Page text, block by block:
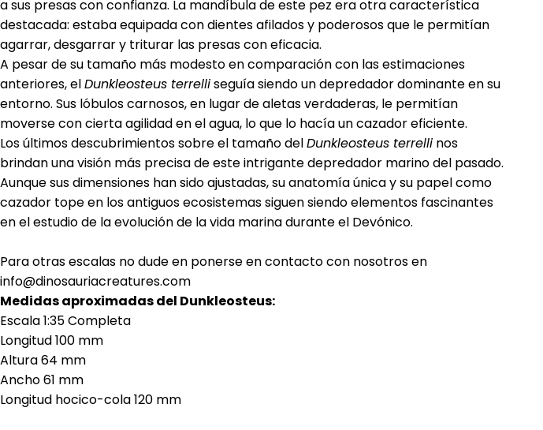
a sus presas con confianza. La mandíbula de este pez era otra característica
destacada: estaba equipada con dientes afilados y poderosos que le permitían
agarrar, desgarrar y triturar las presas con eficacia.
A pesar de su tamaño más modesto en comparación con las estimaciones
anteriores, elDunkleosteus terrelliseguía siendo un depredador dominante en su
entorno. Sus lóbulos carnosos, en lugar de aletas verdaderas, le permitían
moverse con cierta agilidad en el agua, lo que lo hacía un cazador eficiente.
Los últimos descubrimientos sobre el tamaño delDunkleosteus terrelli nos
brindan una visión más precisa de este intrigante depredador marino del pasado.
Aunque sus dimensiones han sido ajustadas, su anatomía única y su papel como
cazador tope en los antiguos ecosistemas siguen siendo elementos fascinantes
en el estudio de la evolución de la vida marina durante el Devónico.
Para otras escalas no dude en ponerse en contacto con nosotros en
info@dinosauriacreatures.com
Medidas aproximadas del Dunkleosteus:
Escala 1:35 Completa
Longitud 100 mm
Altura 64 mm
Ancho 61 mm
Longitud hocico-cola 120 mm